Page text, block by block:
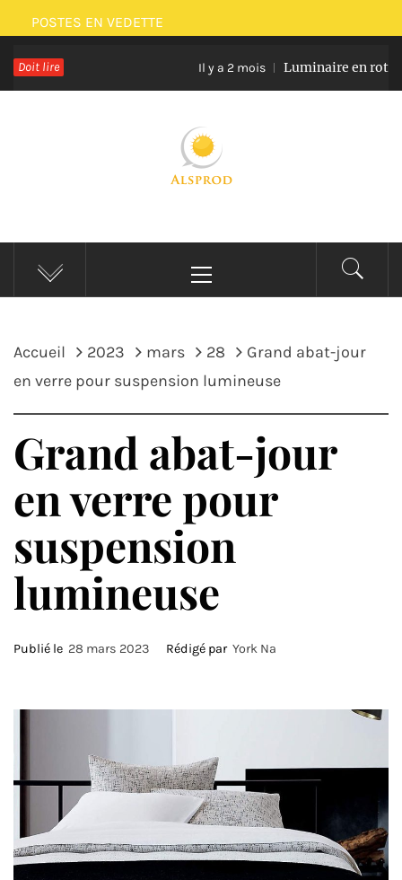
Passer
au
contenu
POSTES EN VEDETTE
Doit lire Il y a 2 mois Luminaire en rotin et
ALSPROD
Site De Partage De Délicieux Plats
principal
Accueil 2023 mars 28
Grand abat-jour
en verre pour suspension lumineuse
Grand abat-jour
en verre pour
suspension
lumineuse
Publié le 28 mars 2023 Rédigé par York Na